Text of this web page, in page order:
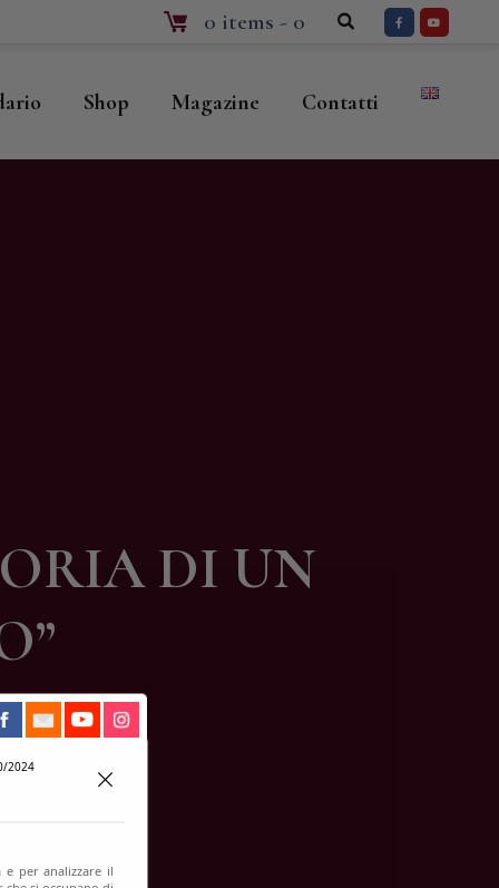
0 items - 0
Shop Magazine Contatti
DI UN
2024
per analizzare il